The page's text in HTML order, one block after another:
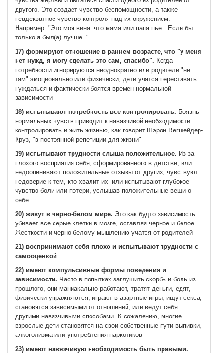
другого. Это создает чувство беспомощности, а также
неадекватное чувство контроля над их окружением.
Например: "Это моя вина, что мама или папа пьет. Если бы
только я был(а) лучше.."
17) формируют отношение в раннем возрасте, что "у меня
нет нужд, я могу сделать это сам, спасибо". Когда
потребности игнорируются неоднократно или родители "не
там" эмоционально или физически, дети учатся переставать
нуждаться и фактически боятся времен нормальной
зависимости
18) испытывают потребность все контролировать. Боязнь
нормальных чувств приводит к навязчивой необходимости
контролировать и жить жизнью, как говорит Шэрон Вегшейдер-
Круз, "в постоянной репетиции для жизни"
19) испытывают трудности слыша положительное. Из-за
плохого восприятия себя, сформированного в детстве, или
недооценивают положительные отзывы от других, чувствуют
недоверие к тем, кто хвалит их, или испытывают глубокое
чувство боли или потери, услышав положительные вещи о
себе
20) живут в черно-белом мире. Это как будто зависимость
убивает все серые клетки в мозге, оставляя черное и белое.
Жесткости и черно-белому мышлению учатся от родителей
21) воспринимают себя плохо и испытывают трудности с
самооценкой
22) имеют компульсивные формы поведения и
зависимости. Часто в попытках заглушить скорбь и боль из
прошлого, они маниакально работают, тратят деньги, едят,
физически упражняются, играют в азартные игры, ищут секса,
становятся зависимыми от отношений, или ведут себя
другими навязчивыми способами. К сожалению, многие
взрослые дети становятся на свои собственные пути выпивки,
алкоголизма или употребления наркотиков
23) имеют навязчивую необходимость быть правыми.